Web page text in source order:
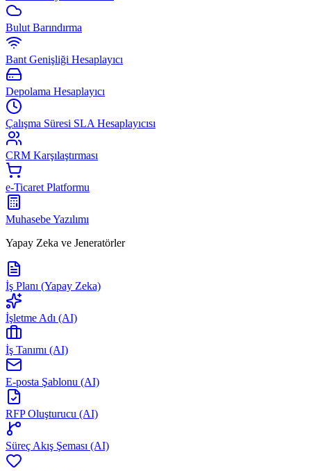
Bulut Barındırma
Bant Genişliği Hesaplayıcı
Depolama Hesaplayıcı
Çalışma Süresi SLA Hesaplayıcısı
CRM Karşılaştırması
e-Ticaret Platformu
Muhasebe Yazılımı
Yapay Zeka ve Jeneratörler
İş Planı (Yapay Zeka)
İşletme Adı (AI)
İş Tanımı (AI)
E-posta Şablonu (AI)
RFP Oluşturucu (AI)
Süreç Akış Şeması (AI)